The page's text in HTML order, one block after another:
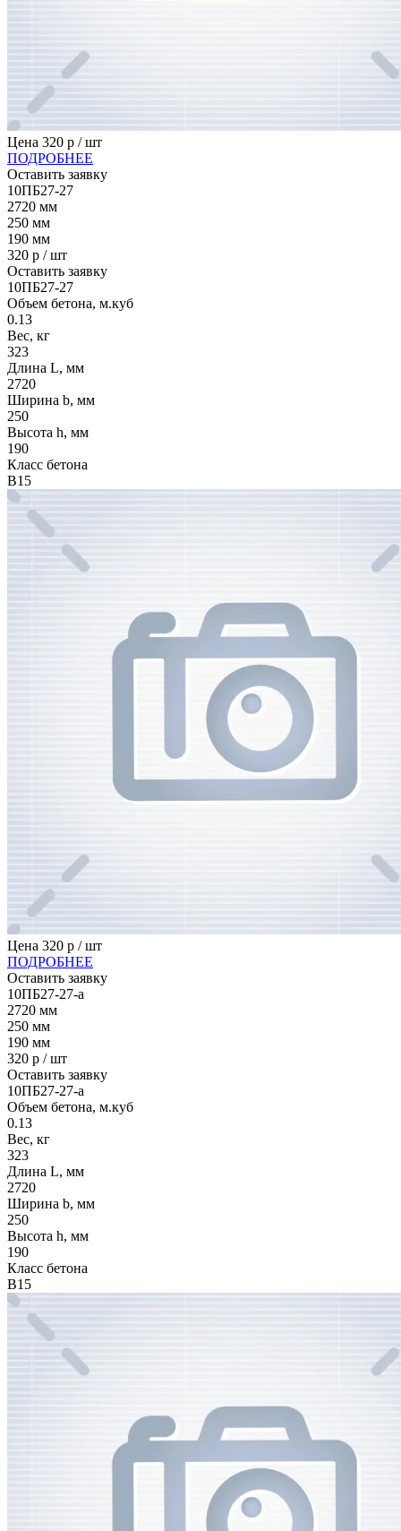
Цена 320 р / шт
ПОДРОБНЕЕ
Оставить заявку
10ПБ27-27
2720 мм
250 мм
190 мм
320 р / шт
Оставить заявку
10ПБ27-27
Объем бетона, м.куб
0.13
Вес, кг
323
Длина L, мм
2720
Ширина b, мм
250
Высота h, мм
190
Класс бетона
В15
Цена 320 р / шт
ПОДРОБНЕЕ
Оставить заявку
10ПБ27-27-а
2720 мм
250 мм
190 мм
320 р / шт
Оставить заявку
10ПБ27-27-а
Объем бетона, м.куб
0.13
Вес, кг
323
Длина L, мм
2720
Ширина b, мм
250
Высота h, мм
190
Класс бетона
В15